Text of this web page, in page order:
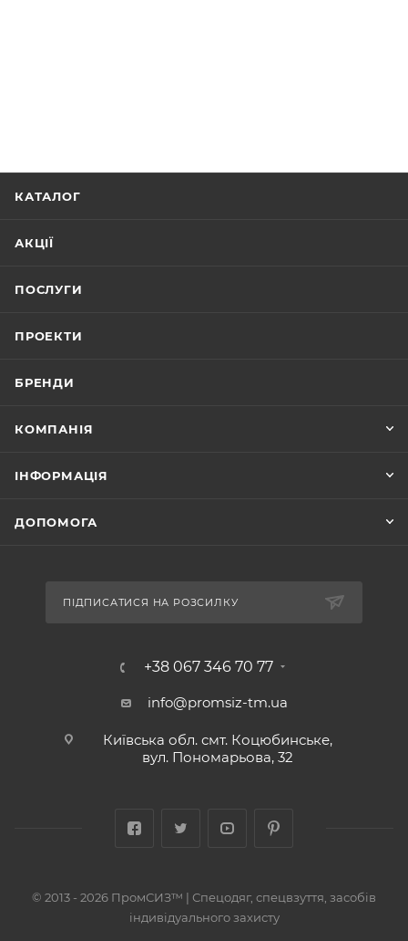
КАТАЛОГ
АКЦІЇ
ПОСЛУГИ
ПРОЕКТИ
БРЕНДИ
КОМПАНІЯ
ІНФОРМАЦІЯ
ДОПОМОГА
ПІДПИСАТИСЯ НА РОЗСИЛКУ
+38 067 346 70 77
info@promsiz-tm.ua
Київська обл. смт. Коцюбинське,
вул. Пономарьова, 32
© 2013 - 2026 ПромСИЗ™ | Спецодяг, спецвзуття, засобів
індивідуального захисту